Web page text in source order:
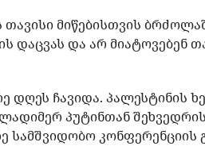
თავისი მიწებისთვის
და არ მიატოვებენ
დღეს ჩავიდა. პალესტინის
პუტინთან
კონფერენციის